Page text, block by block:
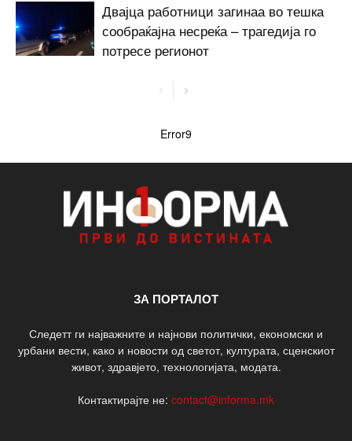
Двајца работници загинаа во тешка
сообраќајна несреќа – трагедија го
потресе регионот
Error9
ЗА ПОРТАЛОТ
Следетт ги најважните и најнови политички, економски и
урбани вести, како и новости од светот, културата, сценскиот
живот, здравјето, технологијата, модата.
Контактирајте не: contact@informa.mk